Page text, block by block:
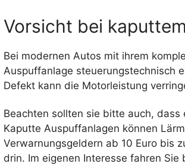
Vorsicht bei
Bei modernen Autos mit ihrem
Auspuffanlage steuerungstechnisch
Defekt kann die Motorleistung
Beachten sollten sie bitte auch,
Kaputte Auspuffanlagen können
Verwarnungsgeldern ab 10 Euro bis
drin. Im eigenen Interesse fahren